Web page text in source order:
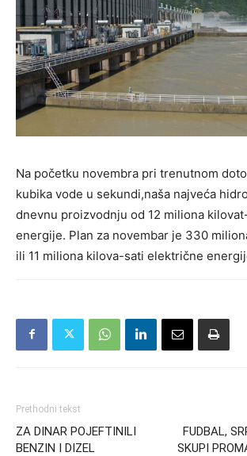
Na početku novembra pri trenutnom
kubika vode u sekundi,naša najveća
dnevnu proizvodnju od 12 miliona
energije. Plan za novembar je 330
ili 11 miliona kilova-sati električne
Prethodni tekst
ZA DINAR POJEFTINILI
BENZIN I DIZEL
FUDBAL,
SKUPI